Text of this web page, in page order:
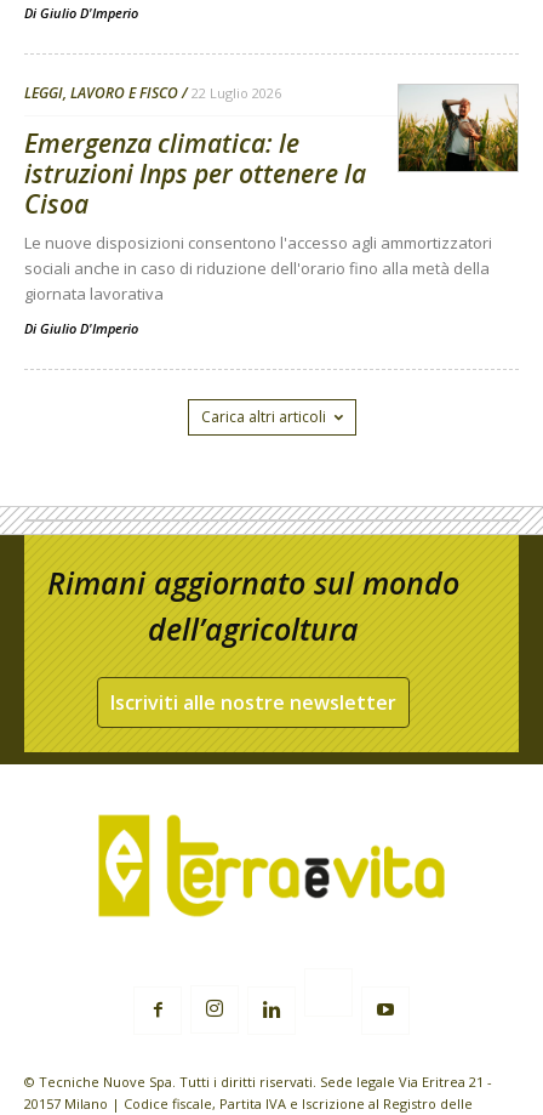
Di Giulio D'Imperio
LEGGI, LAVORO E FISCO 22 Luglio 2026
Emergenza climatica: le
istruzioni Inps per ottenere la
Cisoa
Le nuove disposizioni consentono l'accesso agli ammortizzatori
sociali anche in caso di riduzione dell'orario fino alla metà della
giornata lavorativa
Di Giulio D'Imperio
Carica altri articoli
Rimani aggiornato sul mondo
dell’agricoltura
Iscriviti alle nostre newsletter
© Tecniche Nuove Spa. Tutti i diritti riservati. Sede legale Via Eritrea 21 -
20157 Milano | Codice fiscale, Partita IVA e Iscrizione al Registro delle